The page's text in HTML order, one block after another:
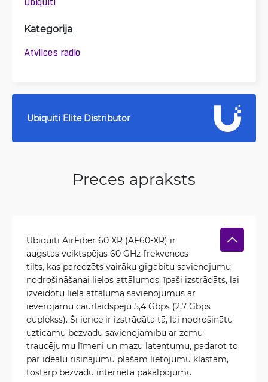
Kategorija
Atvilces radio
Ubiquiti Elite Distributor
Preces apraksts
Ubiquiti AirFiber 60 XR (AF60-XR) ir
augstas veiktspējas 60 GHz frekvences
tilts, kas paredzēts vairāku gigabitu savienojumu
nodrošināšanai lielos attālumos, īpaši izstrādāts, lai
izveidotu liela attāluma savienojumus ar
ievērojamu caurlaidspēju 5,4 Gbps (2,7 Gbps
duplekss). Šī ierīce ir izstrādāta tā, lai nodrošinātu
uzticamu bezvadu savienojamību ar zemu
traucējumu līmeni un mazu latentumu, padarot to
par ideālu risinājumu plašam lietojumu klāstam,
tostarp bezvadu interneta pakalpojumu